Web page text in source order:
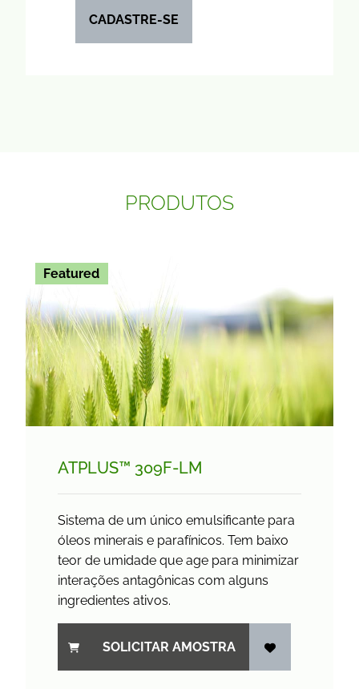
CADASTRE-SE
PRODUTOS
Featured
ATPLUS™ 309F-LM
Sistema de um único emulsificante para
óleos minerais e parafínicos. Tem baixo
teor de umidade que age para minimizar
interações antagônicas com alguns
ingredientes ativos.
SOLICITAR AMOSTRA